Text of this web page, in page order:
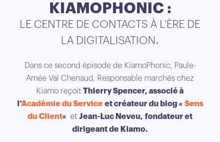
KIAMOPHONIC :
LE CENTRE DE CONTACTS À L'ÈRE DE
LA DIGITALISATION
Dans ce second épisode de KiamoPhonic, Paule-
Amée Val Chenaud, Responsable marchés chez
Kiamo reçoit Thierry Spencer, associé à
l’Académie du Serviceet créateur du blog « Sens
du Client« et Jean-Luc Neveu, fondateur et
dirigeant de Kiamo.